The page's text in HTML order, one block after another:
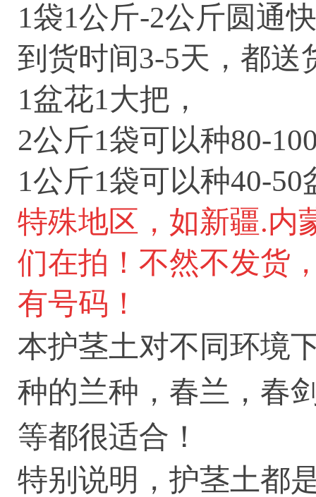
1袋1公斤-2公斤圆通
到货时间3-5天，都送
1盆花1大把，
2公斤1袋可以种80-
1公斤1袋可以种40-50
特殊地区，如新疆.内
们在拍！不然不发货
有号码！
本护茎土对不同环境
种的兰种，春兰，春
等都很适合！
特别说明， 护茎土都